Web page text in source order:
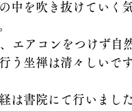
中を吹き抜けていく
エアコンをつけず自
う坐禅は清々しいで
は書院にて行いました